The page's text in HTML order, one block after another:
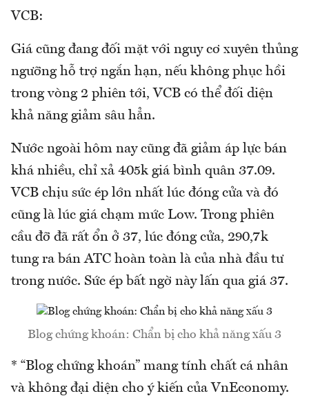
VCB:
Giá cũng đang đối mặt với nguy cơ xuyên thủng
ngưỡng hỗ trợ ngắn hạn, nếu không phục hồi
trong vòng 2 phiên tới, VCB có thể đối diện
khả năng giảm sâu hẳn.
Nước ngoài hôm nay cũng đã giảm áp lực bán
khá nhiều, chỉ xả 405k giá bình quân 37.09.
VCB chịu sức ép lớn nhất lúc đóng cửa và đó
cũng là lúc giá chạm mức Low. Trong phiên
cầu đỡ đã rất ổn ở 37, lúc đóng cửa, 290,7k
tung ra bán ATC hoàn toàn là của nhà đầu tư
trong nước. Sức ép bất ngờ này lấn qua giá 37.
Blog chứng khoán: Chẩn bị cho khả năng xấu 3
* “Blog chứng khoán” mang tính chất cá nhân
và không đại diện cho ý kiến của VnEconomy.